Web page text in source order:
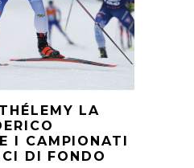
LA
I CAMPIONATI
DI FONDO